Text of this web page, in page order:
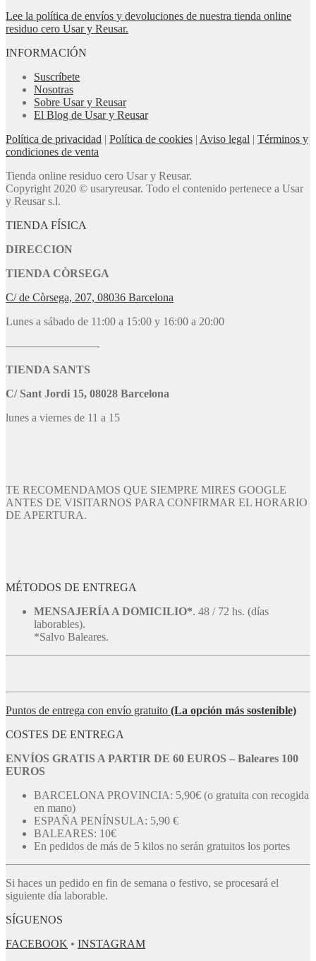
Lee la política de envíos y devoluciones de nuestra tienda online
residuo cero Usar y Reusar.
INFORMACIÓN
Suscríbete
Nosotras
Sobre Usar y Reusar
El Blog de Usar y Reusar
Política de privacidad | Política de cookies | Aviso legal | Términos y
condiciones de venta
Tienda online residuo cero Usar y Reusar.
Copyright 2020 © usaryreusar. Todo el contenido pertenece a Usar
y Reusar s.l.
TIENDA FÍSICA
DIRECCION
TIENDA CÒRSEGA
C/ de Còrsega, 207, 08036 Barcelona
Lunes a sábado de 11:00 a 15:00 y 16:00 a 20:00
————————-
TIENDA SANTS
C/ Sant Jordi 15, 08028 Barcelona
lunes a viernes de 11 a 15
TE RECOMENDAMOS QUE SIEMPRE MIRES GOOGLE
ANTES DE VISITARNOS PARA CONFIRMAR EL HORARIO
DE APERTURA.
MÉTODOS DE ENTREGA
MENSAJERÍA A DOMICILIO*. 48 / 72 hs. (días
laborables).
*Salvo Baleares.
Puntos de entrega con envío gratuito (La opción más sostenible)
COSTES DE ENTREGA
ENVÍOS GRATIS A PARTIR DE 60 EUROS – Baleares 100
EUROS
BARCELONA PROVINCIA: 5,90€ (o gratuita con recogida
en mano)
ESPAÑA PENÍNSULA: 5,90 €
BALEARES: 10€
En pedidos de más de 5 kilos no serán gratuitos los portes
Si haces un pedido en fin de semana o festivo, se procesará el
siguiente día laborable.
SÍGUENOS
FACEBOOK • INSTAGRAM